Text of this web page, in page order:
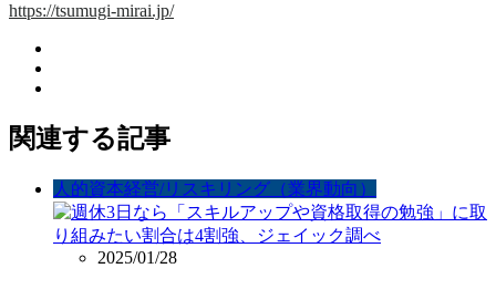
https://tsumugi-mirai.jp/
関連する記事
人的資本経営/リスキリング（業界動向）
2025/01/28